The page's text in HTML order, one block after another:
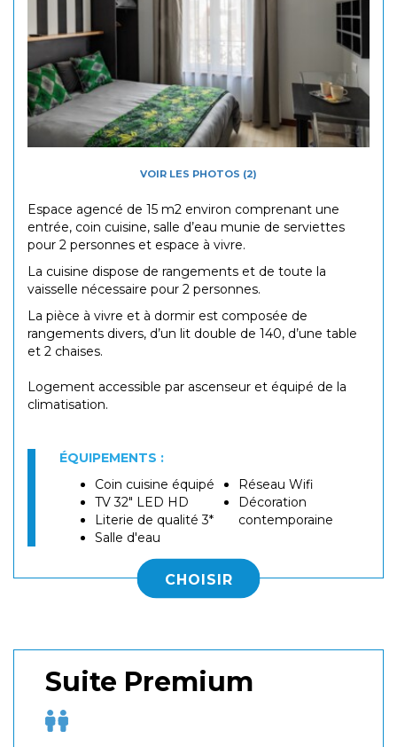
VOIR LES PHOTOS (2)
Espace agencé de 15 m2 environ comprenant une
entrée, coin cuisine, salle d’eau munie de serviettes
pour 2 personnes et espace à vivre.
La cuisine dispose de rangements et de toute la
vaisselle nécessaire pour 2 personnes.
La pièce à vivre et à dormir est composée de
rangements divers, d’un lit double de 140, d’une table
et 2 chaises.
Logement accessible par ascenseur et équipé de la
climatisation.
ÉQUIPEMENTS :
Coin cuisine équipé
TV 32" LED HD
Literie de qualité 3*
Salle d'eau
Réseau Wifi
Décoration
contemporaine
CHOISIR
Suite Premium